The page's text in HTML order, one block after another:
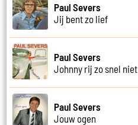
Paul Severs
Jij bent zo lief
Paul Severs
Johnny rij zo snel niet
Paul Severs
Jouw ogen